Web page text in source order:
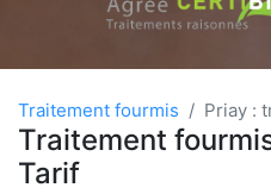
Traitement fourmis Priay :
Traitement
Tarif